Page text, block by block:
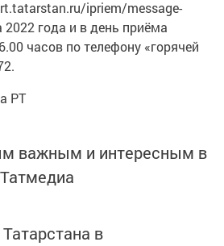
ipriem/message-
года и в день приёма
часов по телефону «горячей
РТ
важным и интересным в
Татмедиа
в